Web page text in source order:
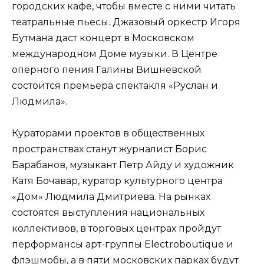
городских кафе, чтобы вместе с ними читать
театральные пьесы. Джазовый оркестр Игоря
Бутмана даст концерт в Московском
международном Доме музыки. В Центре
оперного пения Галины Вишневской
состоится премьера спектакля «Руслан и
Людмила».
Кураторами проектов в общественных
пространствах станут журналист Борис
Барабанов, музыкант Петр Айду и художник
Катя Бочавар, куратор культурного центра
«Дом» Людмила Дмитриева. На рынках
состоятся выступления национальных
коллективов, в торговых центрах пройдут
перформансы арт-группы Electroboutique и
флэшмобы, а в пяти московских парках будут